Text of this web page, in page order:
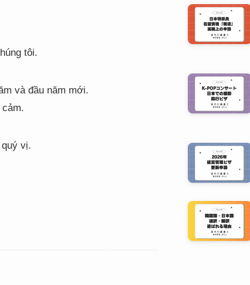
tôi.
và đầu năm mới.
vị.